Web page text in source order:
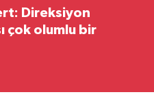
Direksiyon
çok olumlu bir